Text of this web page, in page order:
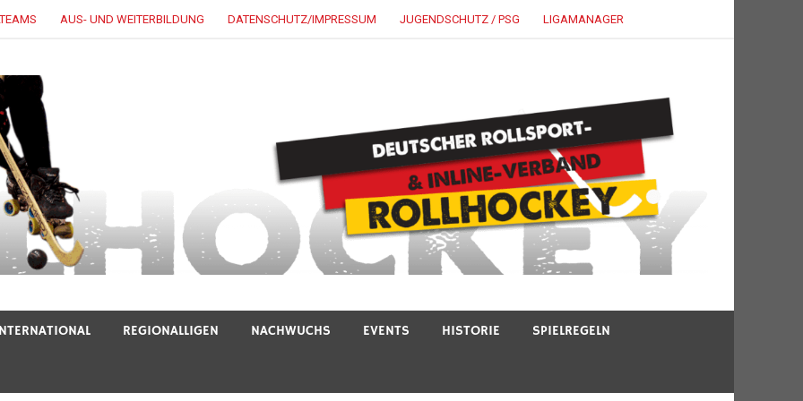
AUS- UND WEITERBILDUNG DATENSCHUTZ/IMPRESSUM JUGENDSCHUTZ / PSG LIGAMANAGER
REGIONALLIGEN NACHWUCHS EVENTS HISTORIE SPIELREGELN